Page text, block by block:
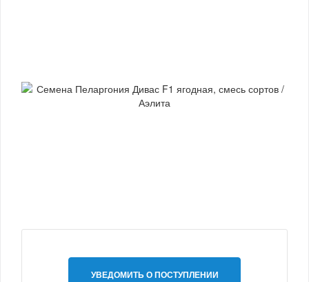
УВЕДОМИТЬ О ПОСТУПЛЕНИИ